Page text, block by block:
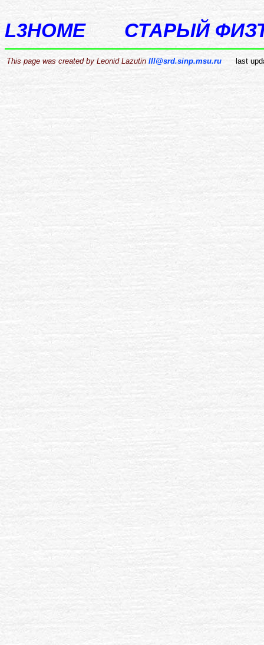
L3HOME СТАРЫЙ
This page was created by Leonid Lazutin lll@srd.sinp.msu.ru last